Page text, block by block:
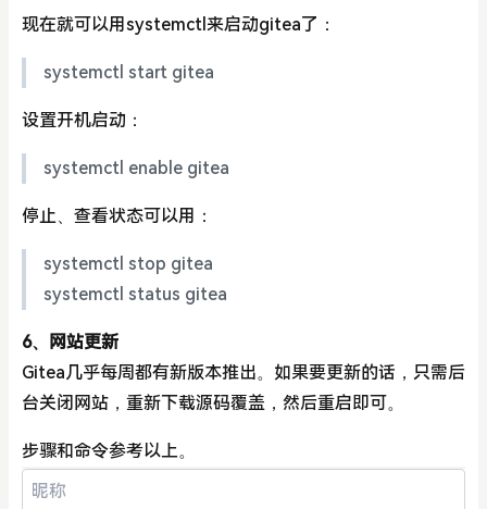
现在就可以用systemctl来启动gitea了：
systemctl start gitea
设置开机启动：
systemctl enable gitea
停止、查看状态可以用：
systemctl stop gitea
systemctl status gitea
6、网站更新
Gitea几乎每周都有新版本推出。如果要更新的话，只需后
台关闭网站，重新下载源码覆盖，然后重启即可。
步骤和命令参考以上。